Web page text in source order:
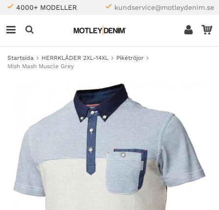
4000+ MODELLER kundservice@motleydenim.se
Startsida HERRKLÄDER 2XL-14XL
Pikétröjor
Mish Mash Muscle Grey